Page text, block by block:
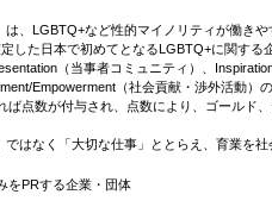
、LGBTQ+など性的マイノリティが働き
した日本で初めてとなるLGBTQ+に関す
（当事者コミュニティ）、
Empowerment（社会貢献・渉外活動
ば点数が付与され、点数により、ゴールド
はなく「大切な仕事」ととらえ、育業を
をPRする企業・団体